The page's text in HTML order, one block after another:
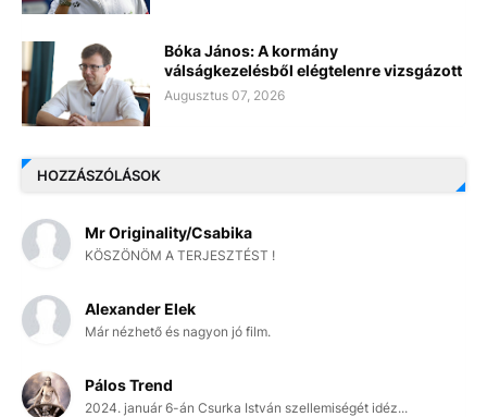
Bóka János: A kormány
válságkezelésből elégtelenre vizsgázott
Augusztus 07, 2026
HOZZÁSZÓLÁSOK
Mr Originality/Csabika
KÖSZÖNÖM A TERJESZTÉST !
Alexander Elek
Már nézhető és nagyon jó film.
Pálos Trend
2024. január 6-án Csurka István szellemiségét idéz...